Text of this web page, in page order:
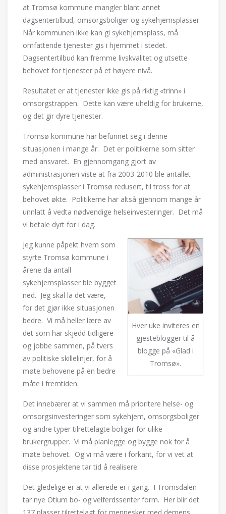
at Tromsø kommune mangler blant annet
dagsentertilbud, omsorgsboliger og sykehjemsplasser.
Når kommunen ikke kan gi sykehjemsplass, må
omfattende tjenester gis i hjemmet i stedet.
Dagsentertilbud kan fremme livskvalitet og utsette
behovet for tjenester på et høyere nivå.
Resultatet er at tjenester ikke gis på riktig «trinn» i
omsorgstrappen. Dette kan være uheldig for brukerne,
og det gir dyre tjenester.
Tromsø kommune har befunnet seg i denne
situasjonen i mange år. Det er politikerne som sitter
med ansvaret. En gjennomgang gjort av
administrasjonen viste at fra 2003-2010 ble antallet
sykehjemsplasser i Tromsø redusert, til tross for at
behovet økte. Politikerne har altså gjennom mange år
unnlatt å vedta nødvendige helseinvesteringer. Det må
vi betale dyrt for i dag.
Hver uke inviteres en
gjesteblogger til å
blogge på «Glad i
Tromsø».
Jeg kunne påpekt hvem som
styrte Tromsø kommune i
årene da antall
sykehjemsplasser ble bygget
ned. Jeg skal la det være,
for det gjør ikke situasjonen
bedre. Vi må heller lære av
det som har skjedd tidligere
og jobbe sammen, på tvers
av politiske skillelinjer, for å
møte behovene på en bedre
måte i fremtiden.
Det innebærer at vi sammen må prioritere helse- og
omsorgsinvesteringer som sykehjem, omsorgsboliger
og andre typer tilrettelagte boliger for ulike
brukergrupper. Vi må planlegge og bygge nok for å
møte behovet. Og vi må være i forkant, for vi vet at
disse prosjektene tar tid å realisere.
Det gledelige er at vi allerede er i gang. I Tromsdalen
tar nye Otium bo- og velferdssenter form. Her blir det